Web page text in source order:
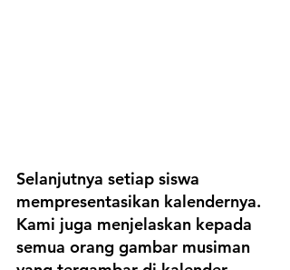
Selanjutnya setiap siswa
mempresentasikan kalendernya.
Kami juga menjelaskan kepada
semua orang gambar musiman